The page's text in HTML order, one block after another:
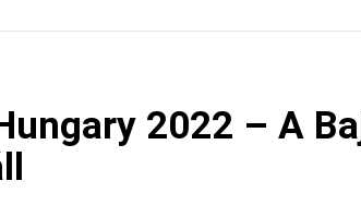
2022 – A